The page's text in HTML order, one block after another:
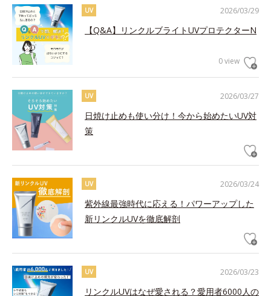
2026/03/29
UV
【Q&A】リンクルブライトUVプロテクターN
0 view
2026/03/27
UV
日焼け止めも使い分け！今から始めたいUV対
策
2026/03/24
UV
紫外線最強時代に応える！パワーアップした
新リンクルUVを徹底解剖
2026/03/23
UV
リンクルUVはなぜ愛される？愛用者6000人の